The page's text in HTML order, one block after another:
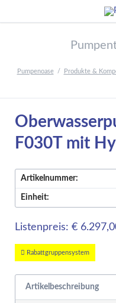
Pumpenoase Produkte &
F030T mit
Artikelnummer:
Einheit:
Listenpreis: €
Rabattgruppensystem
Artikelbeschreibung